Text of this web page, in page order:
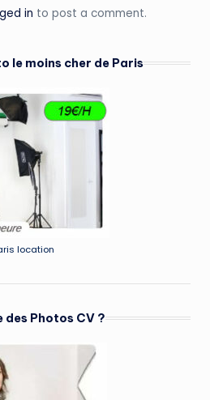
in to post a comment.
le moins cher de Paris
location
des Photos CV ?